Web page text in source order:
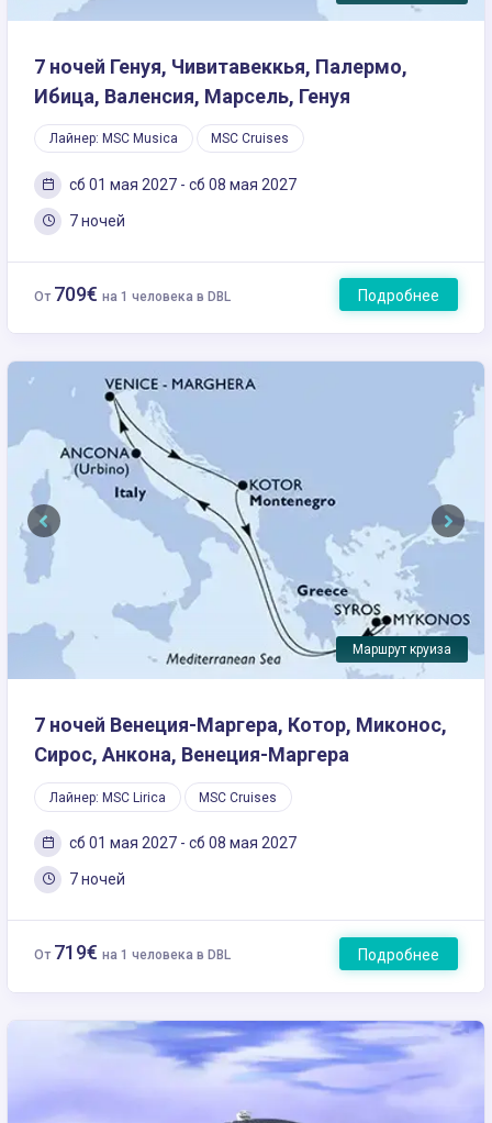
7 ночей Генуя, Чивитавеккья, Палермо,
Ибица, Валенсия, Марсель, Генуя
Лайнер: MSC Musica MSC Cruises
сб 01 мая 2027 - сб 08 мая 2027
7 ночей
От 709€ на 1 человека в DBL Подробнее
Маршрут круиза
Previous Next
7 ночей Венеция-Маргера, Котор, Миконос,
Сирос, Анкона, Венеция-Маргера
Лайнер: MSC Lirica MSC Cruises
сб 01 мая 2027 - сб 08 мая 2027
7 ночей
От 719€ на 1 человека в DBL Подробнее